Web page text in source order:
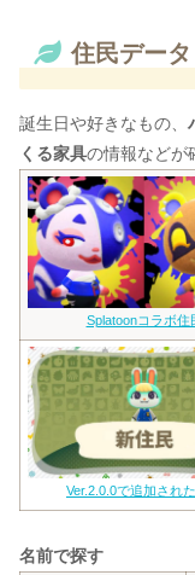
住民データ
誕生日や好きなもの、
くる家具の情報などが
Splatoonコラボ住
Ver.2.0.0で追加され
名前で探す